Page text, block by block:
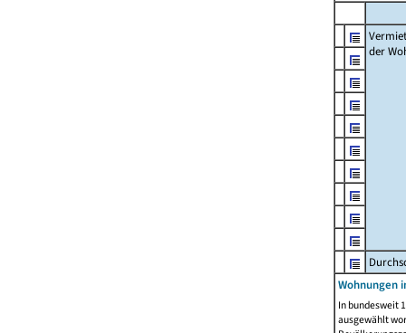
der
Wohnungen
In bundesweit
ausgewählt